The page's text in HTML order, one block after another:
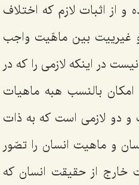
از اثبات لازم كه اختلاف
غیرییت بین ماهّیت واجب
در اینكه لازمى را كه در
بالنسب هبه ماهیات
و دو لازمى است كه به ذات
و ماهیت انسان را تصّور
خارج از حقیقت انسان كه